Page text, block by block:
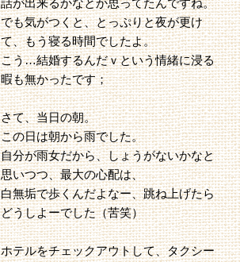
話が出来るかなとか思ってたんですね。
でも気がつくと、とっぷりと夜が更け
て、もう寝る時間でしたよ。
こう…結婚するんだｖという情緒に浸る
暇も無かったです；
さて、当日の朝。
この日は朝から雨でした。
自分が雨女だから、しょうがないかなと
思いつつ、最大の心配は、
白無垢で歩くんだよなー、跳ね上げたら
どうしよーでした（苦笑）
ホテルをチェックアウトして、タクシー